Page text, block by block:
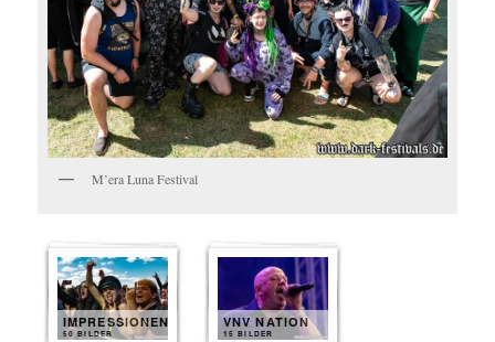
M’era Luna Festival
IMPRESSIONEN
50 BILDER
VNV NATION
15 BILDER